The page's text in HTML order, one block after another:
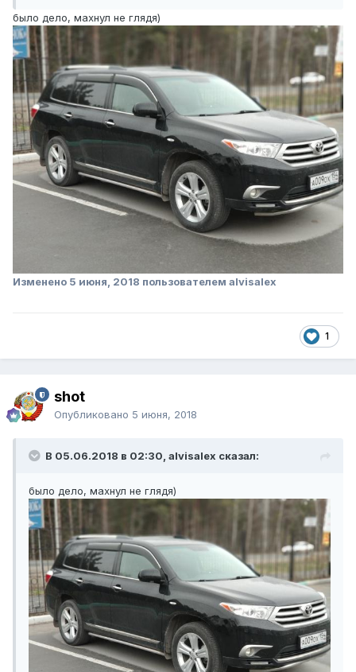
было дело, махнул не глядя)
Изменено 5 июня, 2018 пользователем alvisalex
1
shot
Опубликовано 5 июня, 2018
В 05.06.2018 в 02:30, alvisalex сказал:
было дело, махнул не глядя)